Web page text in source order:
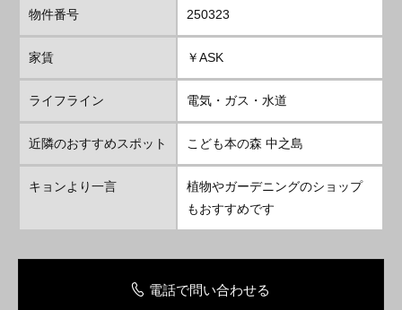
物件番号 250323
家賃 ￥ASK
ライフライン 電気・ガス・水道
近隣のおすすめスポット こども本の森 中之島
キョンより一言
植物やガーデニングのショップ
もおすすめです
電話で問い合わせる